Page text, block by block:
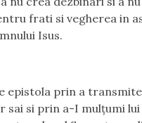
frati si vegherea in
Isus.
epistola prin a
sai si prin a-I mulțumi lui